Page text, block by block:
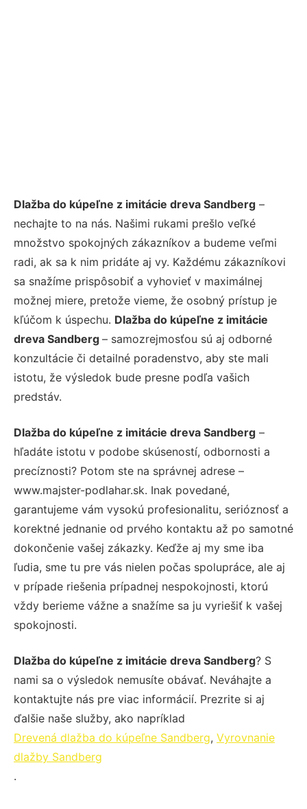
Dlažba do kúpeľne z imitácie dreva Sandberg –
nechajte to na nás. Našimi rukami prešlo veľké
množstvo spokojných zákazníkov a budeme veľmi
radi, ak sa k nim pridáte aj vy. Každému zákazníkovi
sa snažíme prispôsobiť a vyhovieť v maximálnej
možnej miere, pretože vieme, že osobný prístup je
kľúčom k úspechu. Dlažba do kúpeľne z imitácie
dreva Sandberg – samozrejmosťou sú aj odborné
konzultácie či detailné poradenstvo, aby ste mali
istotu, že výsledok bude presne podľa vašich
predstáv.
Dlažba do kúpeľne z imitácie dreva Sandberg –
hľadáte istotu v podobe skúseností, odbornosti a
precíznosti? Potom ste na správnej adrese –
www.majster-podlahar.sk. Inak povedané,
garantujeme vám vysokú profesionalitu, serióznosť a
korektné jednanie od prvého kontaktu až po samotné
dokončenie vašej zákazky. Keďže aj my sme iba
ľudia, sme tu pre vás nielen počas spolupráce, ale aj
v prípade riešenia prípadnej nespokojnosti, ktorú
vždy berieme vážne a snažíme sa ju vyriešiť k vašej
spokojnosti.
Dlažba do kúpeľne z imitácie dreva Sandberg? S
nami sa o výsledok nemusíte obávať. Neváhajte a
kontaktujte nás pre viac informácií. Prezrite si aj
ďalšie naše služby, ako napríklad
Drevená dlažba do kúpeľne Sandberg, Vyrovnanie
dlažby Sandberg
.